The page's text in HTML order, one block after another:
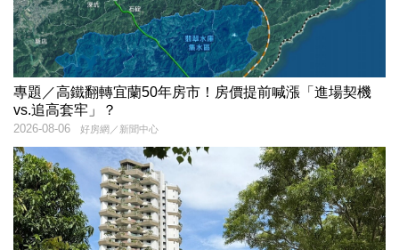
專題／高鐵翻轉宜蘭50年房市！房價提前喊漲「進場契機
vs.追高套牢」？
好房網／新聞中心
2026-08-06